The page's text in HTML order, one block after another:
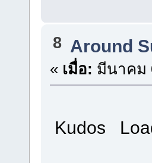
8 Around
« เมื่อ: มีนาคม
Kudos